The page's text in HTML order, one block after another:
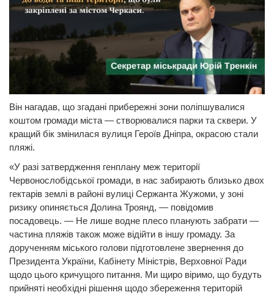
Він нагадав, що згадані прибережні зони поліпшувалися
коштом громади міста — створювалися парки та сквери. У
кращий бік змінилася вулиця Героїв Дніпра, окрасою стали
пляжі.
«У разі затвердження генплану меж території
Червонослобідської громади, в нас забирають близько двох
гектарів землі в районі вулиці Сержанта Жужоми, у зоні
ризику опиняється Долина Троянд, — повідомив
посадовець. — Не лише водне плесо планують забрати —
частина пляжів також може відійти в іншу громаду. За
дорученням міського голови підготовлене звернення до
Президента України, Кабінету Міністрів, Верховної Ради
щодо цього кричущого питання. Ми щиро віримо, що будуть
прийняті необхідні рішення щодо збереження територій